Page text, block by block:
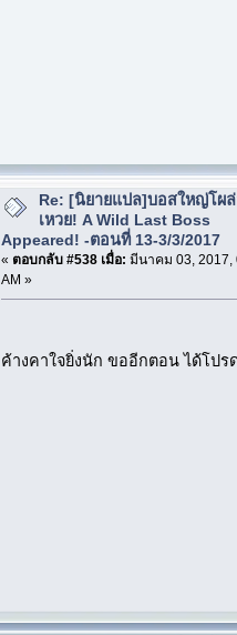
Re: [นิยายแปล]บอสใหญ่โผ
เหวย! A Wild Last Boss
Appeared! -ตอนที่ 13-3/3/2017
« ตอบกลับ #538 เมื่อ: มีนาคม 03, 2017,
AM »
ค้างคาใจยิ่งนัก ขออีกตอน ได้โป